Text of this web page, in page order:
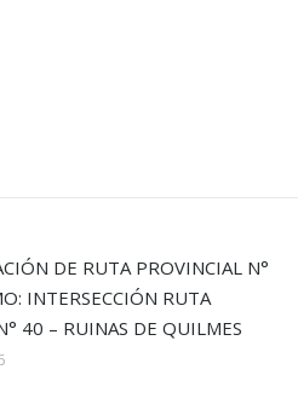
DE RUTA PROVINCIAL N°
INTERSECCIÓN RUTA
40 – RUINAS DE QUILMES